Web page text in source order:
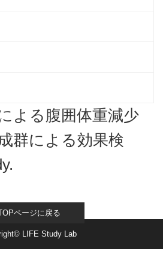
よる腹囲体重減少
群による効果検
ページに戻る
LIFE Study Lab